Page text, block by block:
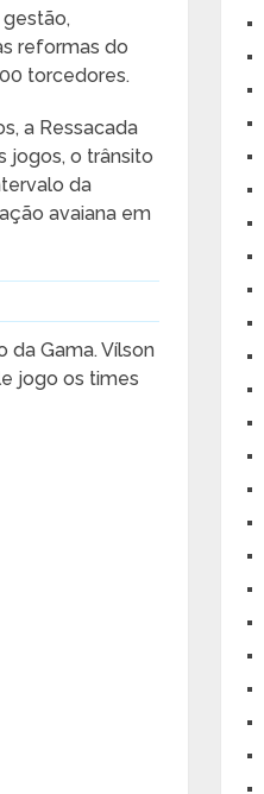
reformas do
torcedores.
a Ressacada
jogos, o trânsito
da
avaiana em
da Gama. Vílson
jogo os times